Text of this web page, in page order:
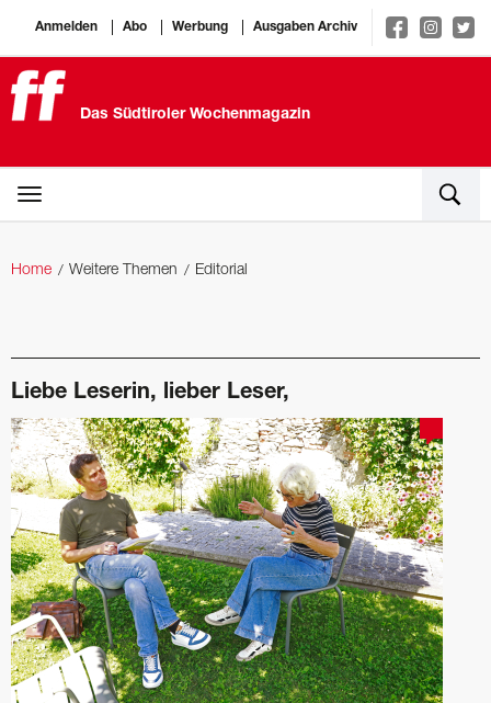
Anmelden Abo Werbung Ausgaben Archiv
Das Südtiroler Wochenmagazin
Home Weitere Themen Editorial
Liebe Leserin, lieber Leser,